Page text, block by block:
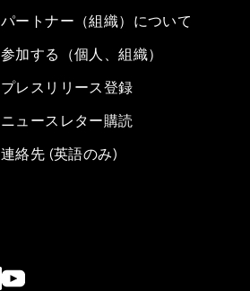
パートナー（組織）について
参加する（個人、組織）
プレスリリース登録
ニュースレター購読
連絡先 (英語のみ)